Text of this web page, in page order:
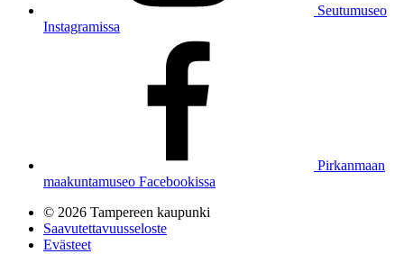
Seutumuseo
Instagramissa
Pirkanmaan
maakuntamuseo Facebookissa
© 2026 Tampereen kaupunki
Saavutettavuusseloste
Evästeet